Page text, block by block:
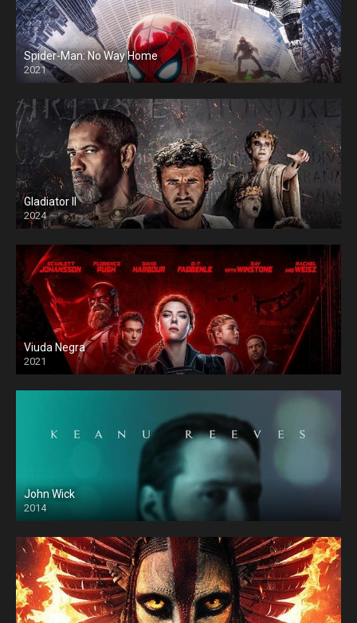
Spider-Man: No Way Home
2021
Gladiator II
2024
Viuda Negra
2021
John Wick
2014